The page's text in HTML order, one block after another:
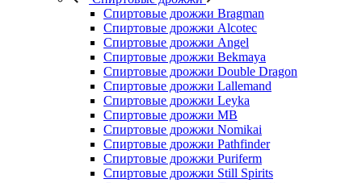
Спиртовые дрожжи Bragman
Спиртовые дрожжи Alcotec
Спиртовые дрожжи Angel
Спиртовые дрожжи Bekmaya
Спиртовые дрожжи Double Dragon
Спиртовые дрожжи Lallemand
Спиртовые дрожжи Leyka
Спиртовые дрожжи MB
Спиртовые дрожжи Nomikai
Спиртовые дрожжи Pathfinder
Спиртовые дрожжи Puriferm
Спиртовые дрожжи Still Spirits